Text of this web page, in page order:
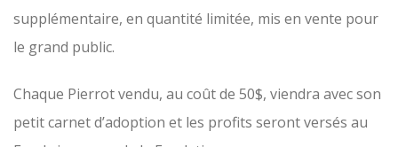
supplémentaire, en quantité limitée, mis en vente pour
le grand public.
Chaque Pierrot vendu, au coût de 50$, viendra avec son
petit carnet d’adoption et les profits seront versés au